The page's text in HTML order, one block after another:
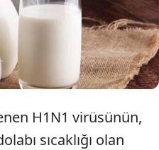
kalabildiğini
kuş gribi (H5N1) gibi
insanlara bulaşma riski
H1N1 virüsünün,
sıcaklığı olan